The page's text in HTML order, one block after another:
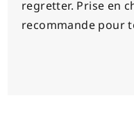
regretter. Prise en
recommande pour